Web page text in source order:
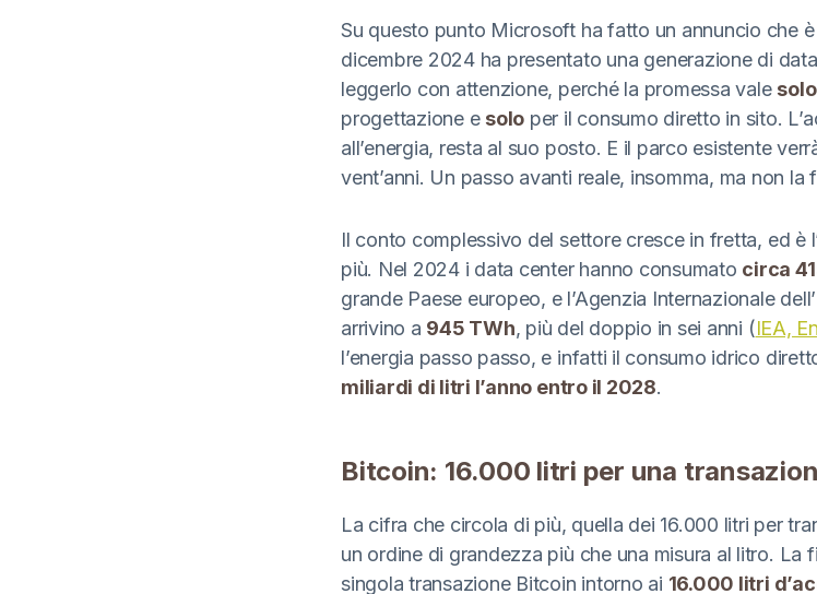
Su questo punto Microsoft ha fatto un annuncio che
dicembre 2024 ha presentato una generazione di
leggerlo con attenzione, perché la promessa vale solo
progettazione e solo per il consumo diretto in sito.
all’energia, resta al suo posto. E il parco esistente
vent’anni. Un passo avanti reale, insomma, ma non la
Il conto complessivo del settore cresce in fretta, ed è
più. Nel 2024 i data center hanno consumato circa
grande Paese europeo, e l’Agenzia Internazionale
arrivino a 945 TWh, più del doppio in sei anni (IEA,
l’energia passo passo, e infatti il consumo idrico
miliardi di litri l’anno entro il 2028.
Bitcoin: 16.000 litri per una
La cifra che circola di più, quella dei 16.000 litri per
un ordine di grandezza più che una misura al litro. La
singola transazione Bitcoin intorno ai 16.000 litri